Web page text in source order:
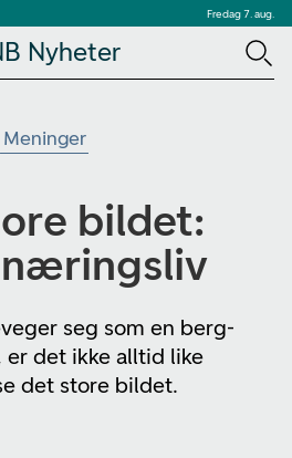
Fredag 7. aug.
Nyheter
Meninger
bildet:
seg som en berg-
er det ikke alltid like
det store bildet.